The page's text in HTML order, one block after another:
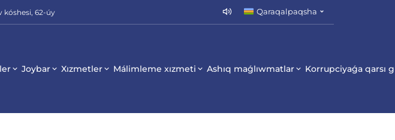
kóshesi, 62-úy Qaraqalpaqsha
Joybar Xızmetler Málimleme xızmeti Ashıq maǵlıwmatlar Korrupciyaǵa qarsı